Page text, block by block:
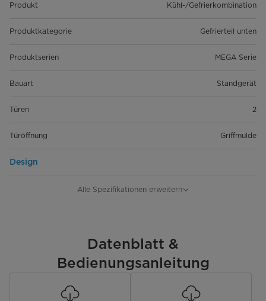
Produkt Kühl-/Gefrierkombination
Produktkategorie Gefrierteil unten
Produktserien MEGA Serie
Bauart Standgerät
Türen 2
Türöffnung Griffmulde
Design
No-Frost Kühl-/Gefrierteil
Alle Spezifikationen erweitern
Datenblatt &
Bedienungsanleitung